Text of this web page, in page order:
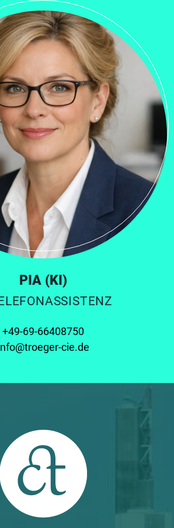
PIA (KI)
+49-69-66408750
cie.de